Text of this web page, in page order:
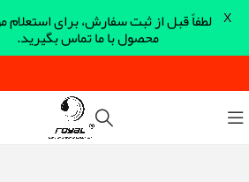
لطفاً قبل از ثبت سفارش، برای
محصول با ما تماس بگیرید.
X